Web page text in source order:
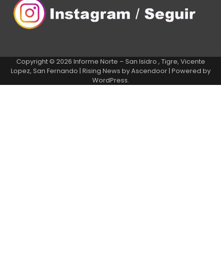
Copyright © 2026 Informe Norte – San Isidro , Tigre, Vicente
Lopez, San Fernando | Rising News byAscendoor| Powered by
WordPress.